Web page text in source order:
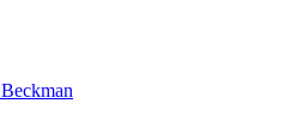
Beckman